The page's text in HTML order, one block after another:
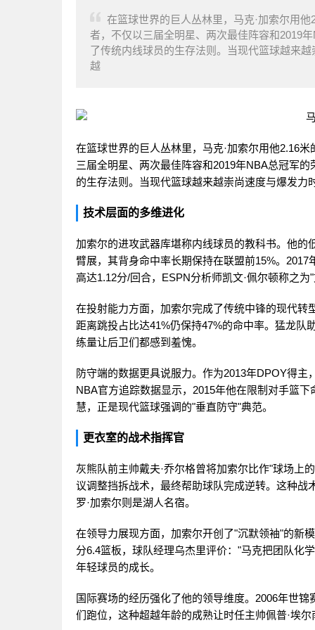
在篮球世界的巨人丛林里，马克·加索尔用
者，不仅以三届全明星、两次最佳阵容和2019
了传统内线球员的生存法则。当现代篮球越来
越
在篮球世界的巨人丛林里，马克·加索尔用他2.16
三届全明星、两次最佳阵容和2019年NBA总冠军
的生存法则。当现代篮球越来越崇尚速度与爆发
技术层面的多维进化
加索尔的进攻武器库堪称内线球员的教科书。他
臂展，其背身命中率长期保持在联盟前15%。
高达1.12分/回合，ESPN分析师凯文·佩尔顿称之
在投射能力方面，加索尔完成了传统中锋的现代转
距离跳投占比达41%仍保持47%的命中率。猛龙队
练量让后卫们都感到羞愧。
防守端的数据更具说服力。作为2013年DPOY得
NBA官方追踪数据显示，2015年他在限制对手篮
慧，正是现代篮球强调的"垂直防守"典范。
更衣室的战术指挥官
灰熊队前主帅戴夫·乔尔格曾将加索尔比作"球场上
议调整挡拆战术，最终帮助球队完成逆转。这种
罗·加索尔则是湖人名宿。
在领导力展现方面，加索尔开创了"沉默领袖"的新
分6.4篮板，球队经理乌杰里评价："马克把团队化
年轻球员的成长。
国际赛场的经历强化了他的领导维度。2006年世
们跑位，这种超越年龄的成熟让时任主帅佩普·埃